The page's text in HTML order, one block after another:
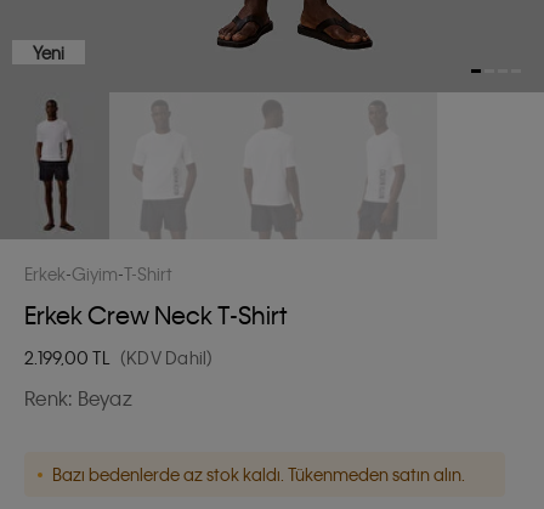
Yeni
Erkek Giyim T-Shirt
Erkek Crew Neck T-Shirt
2.199,00 TL (KDV Dahil)
Renk: Beyaz
Bazı bedenlerde az stok kaldı. Tükenmeden satın alın.